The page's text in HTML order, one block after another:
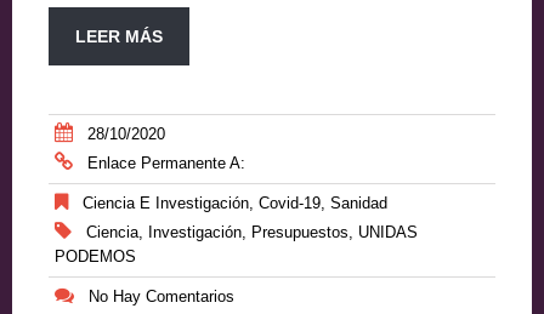
LEER MÁS
28/10/2020
Enlace Permanente A:
Ciencia E Investigación Covid-19 Sanidad
Ciencia Investigación Presupuestos
UNIDAS
PODEMOS
No Hay Comentarios